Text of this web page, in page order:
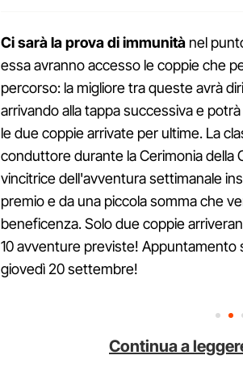
Ci sarà la prova di immunità nel
essa avranno accesso le coppie che
percorso: la migliore tra queste avrà
arrivando alla tappa successiva e
le due coppie arrivate per ultime. La
conduttore durante la Cerimonia della
vincitrice dell'avventura settimanale
premio e da una piccola somma che
beneficenza. Solo due coppie
10 avventure previste! Appuntamento
giovedì 20 settembre!
Continua a